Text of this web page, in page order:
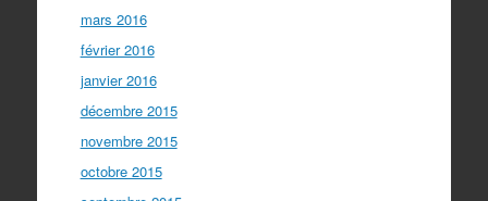
mars 2016
février 2016
janvier 2016
décembre 2015
novembre 2015
octobre 2015